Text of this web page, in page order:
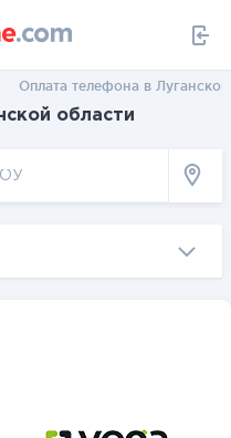
Оплата телефона в
области